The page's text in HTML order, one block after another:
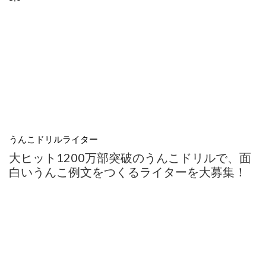
うんこドリルライター
大ヒット1200万部突破のうんこドリルで、面
白いうんこ例文をつくるライターを大募集！